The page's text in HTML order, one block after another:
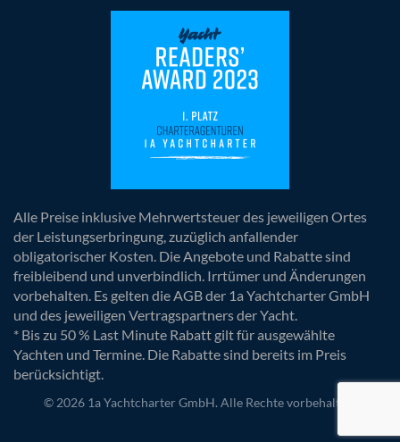
Alle Preise inklusive Mehrwertsteuer des jeweiligen Ortes
der Leistungserbringung, zuzüglich anfallender
obligatorischer Kosten. Die Angebote und Rabatte sind
freibleibend und unverbindlich. Irrtümer und Änderungen
vorbehalten. Es gelten die AGB der 1a Yachtcharter GmbH
und des jeweiligen Vertragspartners der Yacht.
* Bis zu 50 % Last Minute Rabatt gilt für ausgewählte
Yachten und Termine. Die Rabatte sind bereits im Preis
berücksichtigt.
© 2026 1a Yachtcharter GmbH. Alle Rechte vorbehalten.